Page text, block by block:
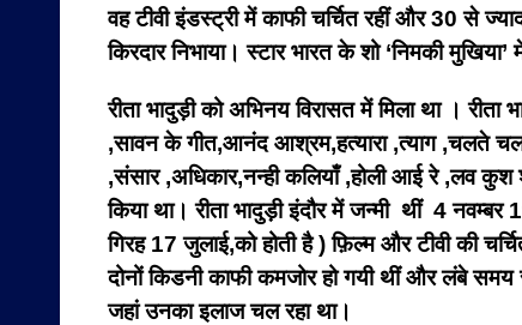
वह टीवी इंडस्ट्री में काफी चर्चित रहीं और 30 से
किरदार निभाया। स्टार भारत के शो ‘निमकी
रीता भादुड़ी को अभिनय विरासत में मिला था । रीता
,सावन के गीत,आनंद आश्रम,हत्यारा ,त्याग ,चलते
,संसार ,अधिकार,नन्ही कलियाँ ,होली आई रे ,लव कुश
किया था। रीता भादुड़ी इंदौर में जन्मी थीं 4 नवम्बर
गिरह 17 जुलाई,को होती है ) फ़िल्म और टीवी की
दोनों किडनी काफी कमजोर हो गयी थीं और लंबे
जहां उनका इलाज चल रहा था।